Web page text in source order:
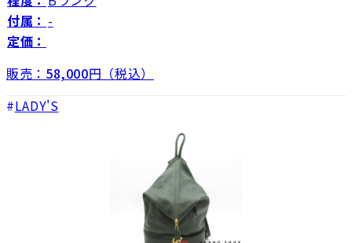
付属： -
定価：
販売： 58,000円（税込）
LADY'S